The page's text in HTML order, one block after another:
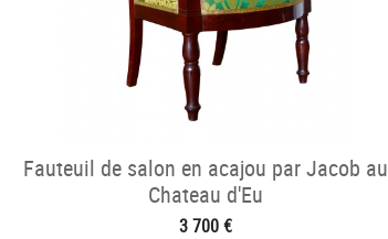
Fauteuil de salon en acajou par Jacob au
Chateau d'Eu
3 700 €